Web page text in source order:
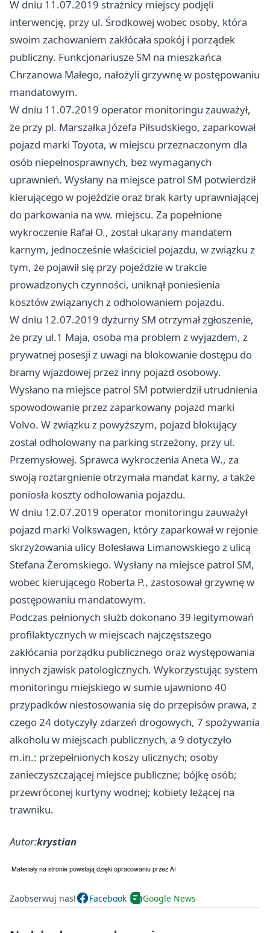
W dniu 11.07.2019 strażnicy miejscy podjęli
interwencję, przy ul. Środkowej wobec osoby, która
swoim zachowaniem zakłócała spokój i porządek
publiczny. Funkcjonariusze SM na mieszkańca
Chrzanowa Małego, nałożyli grzywnę w postępowaniu
mandatowym.
W dniu 11.07.2019 operator monitoringu zauważył,
że przy pl. Marszałka Józefa Piłsudskiego, zaparkował
pojazd marki Toyota, w miejscu przeznaczonym dla
osób niepełnosprawnych, bez wymaganych
uprawnień. Wysłany na miejsce patrol SM potwierdził
kierującego w pojeździe oraz brak karty uprawniającej
do parkowania na ww. miejscu. Za popełnione
wykroczenie Rafał O., został ukarany mandatem
karnym, jednocześnie właściciel pojazdu, w związku z
tym, że pojawił się przy pojeździe w trakcie
prowadzonych czynności, uniknął poniesienia
kosztów związanych z odholowaniem pojazdu.
W dniu 12.07.2019 dyżurny SM otrzymał zgłoszenie,
że przy ul.1 Maja, osoba ma problem z wyjazdem, z
prywatnej posesji z uwagi na blokowanie dostępu do
bramy wjazdowej przez inny pojazd osobowy.
Wysłano na miejsce patrol SM potwierdził utrudnienia
spowodowanie przez zaparkowany pojazd marki
Volvo. W związku z powyższym, pojazd blokujący
został odholowany na parking strzeżony, przy ul.
Przemysłowej. Sprawca wykroczenia Aneta W., za
swoją roztargnienie otrzymała mandat karny, a także
poniosła koszty odholowania pojazdu.
W dniu 12.07.2019 operator monitoringu zauważył
pojazd marki Volkswagen, który zaparkował w rejonie
skrzyżowania ulicy Bolesława Limanowskiego z ulicą
Stefana Żeromskiego. Wysłany na miejsce patrol SM,
wobec kierującego Roberta P., zastosował grzywnę w
postępowaniu mandatowym.
Podczas pełnionych służb dokonano 39 legitymowań
profilaktycznych w miejscach najczęstszego
zakłócania porządku publicznego oraz występowania
innych zjawisk patologicznych. Wykorzystując system
monitoringu miejskiego w sumie ujawniono 40
przypadków niestosowania się do przepisów prawa, z
czego 24 dotyczyły zdarzeń drogowych, 7 spożywania
alkoholu w miejscach publicznych, a 9 dotyczyło
m.in.: przepełnionych koszy ulicznych; osoby
zanieczyszczającej miejsce publiczne; bójkę osób;
przewróconej kurtyny wodnej; kobiety leżącej na
trawniku.
Autor:krystian
Zaobserwuj nas! Facebook Google News